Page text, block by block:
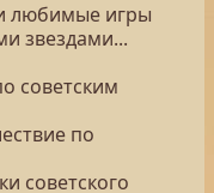
любимые игры
звездами...
советским
по
советского